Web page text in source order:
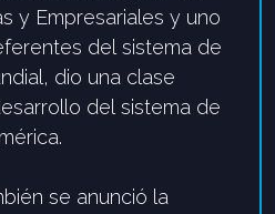
y Empresariales y uno
del sistema de
dio una clase
del sistema de
se anunció la